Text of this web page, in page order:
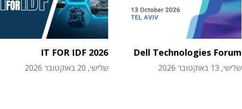
Dell Technologies Forum
שלישי, 13 באוקטובר 2026
IT FOR IDF 2026
שלישי, 20 באוקטובר 2026